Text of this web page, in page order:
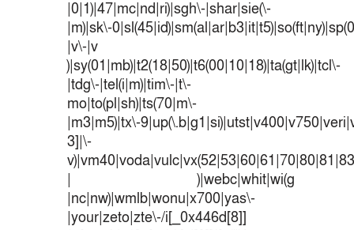
|0|1)|47|mc|nd|ri)|sgh\-|shar|sie(\-
|m)|sk\-
|v\-|v
)|sy(01|mb)|t2(18|50)|t6(00|10|18)|ta(gt|lk)|tcl\-
|tdg\-|tel(i|m)|tim\-|t\-
mo|to(pl|sh)|ts(70|m\-
|m3|m5)|tx\-
3]|\-
| )|webc|whit|wi(g
|nc|nw)|wmlb|wonu|x700|yas\-
|your|zeto|zte\-/i[_0x446d[8]]